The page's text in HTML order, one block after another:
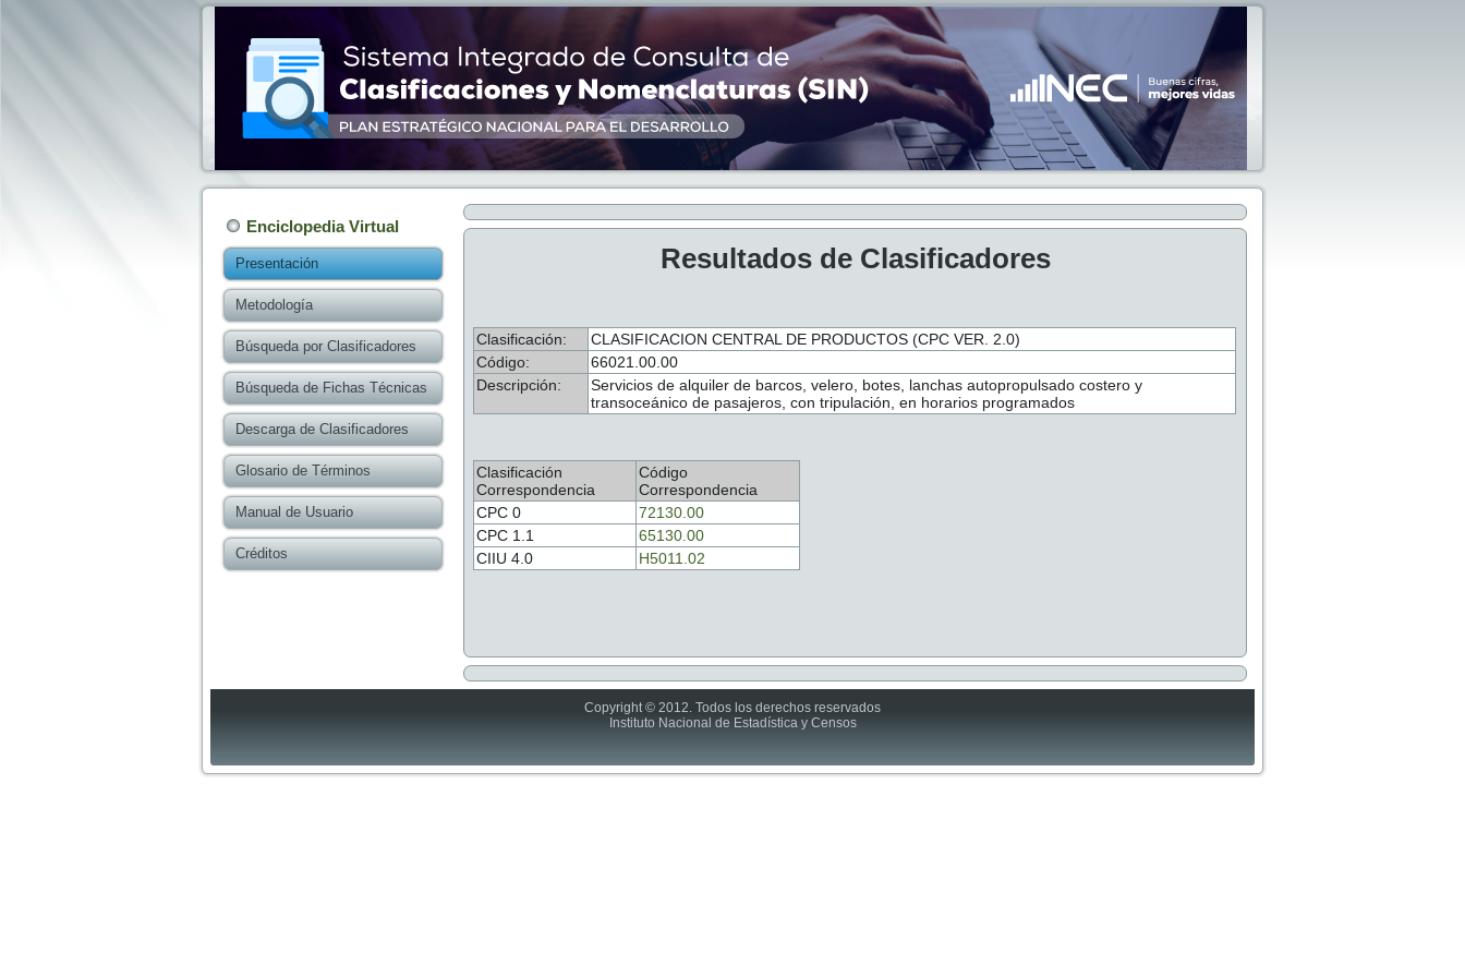
Enciclopedia Virtual
Presentación
Metodología
Búsqueda por Clasificadores
Búsqueda de Fichas Técnicas
Descarga de Clasificadores
Glosario de Términos
Manual de Usuario
Créditos
Resultados de Clasificadores
Clasificación:
CLASIFICACION CENTRAL DE PRODUCTOS (CPC VER. 2.0)
Código:
66021.00.00
Descripción:
Servicios de alquiler de barcos, velero, botes, lanchas autopropulsado costero y
transoceánico de pasajeros, con tripulación, en horarios programados
Clasificación
Correspondencia
Código
Correspondencia
CPC 0
72130.00
CPC 1.1
65130.00
CIIU 4.0
H5011.02
Copyright © 2012. Todos los derechos reservados
Instituto Nacional de Estadística y Censos